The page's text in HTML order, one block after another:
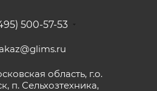
500-57-53
область, г.о.
п. Сельхозтехника,